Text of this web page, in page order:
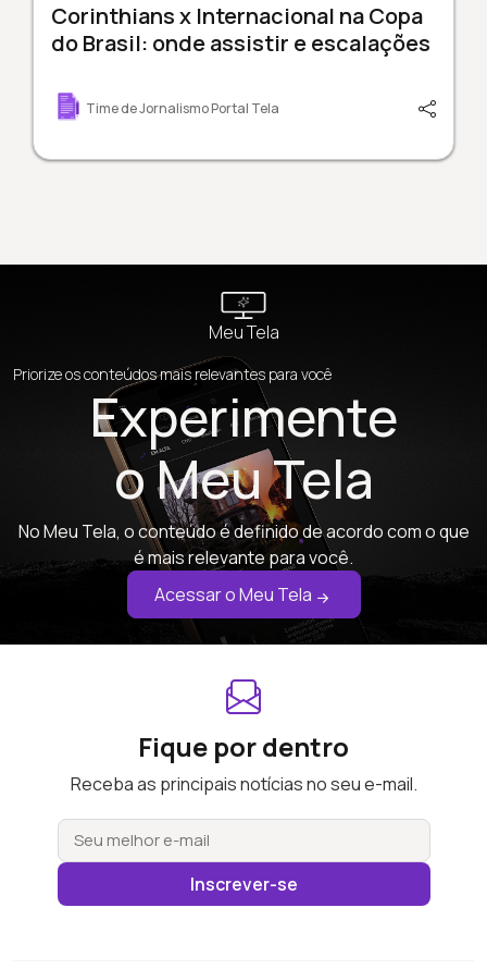
Corinthians x Internacional na Copa
do Brasil: onde assistir e escalações
Time de Jornalismo Portal Tela
Meu Tela
Priorize os conteúdos mais relevantes para você
Experimente
o Meu Tela
No Meu Tela, o conteúdo é definido de acordo com o que
é mais relevante para você.
Acessar o Meu Tela
Fique por dentro
Receba as principais notícias no seu e-mail.
Inscrever-se